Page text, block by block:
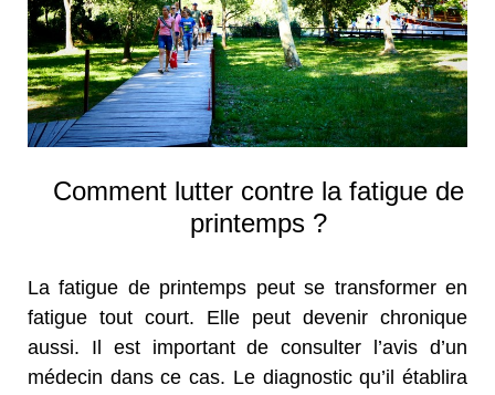
Comment lutter contre la fatigue de
printemps ?
La fatigue de printemps peut se transformer en
fatigue tout court. Elle peut devenir chronique
aussi. Il est important de consulter l’avis d’un
médecin dans ce cas. Le diagnostic qu’il établira